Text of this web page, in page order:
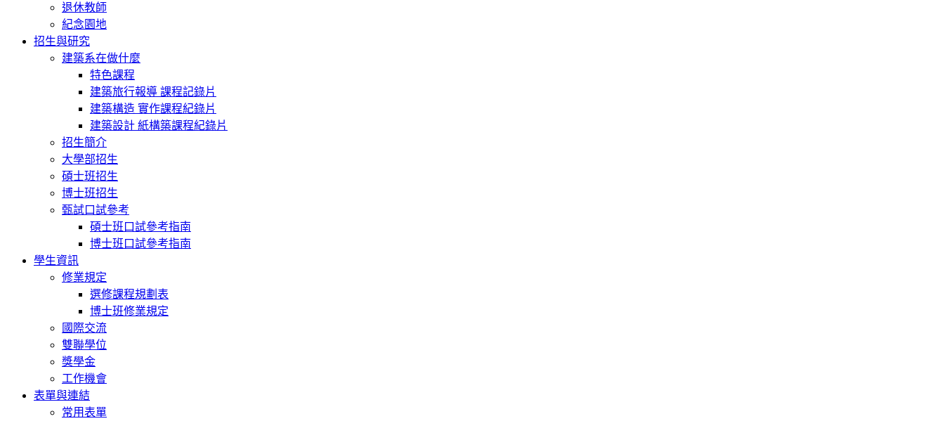
退休教師
紀念園地
招生與研究
建築系在做什麼
特色課程
建築旅行報導 課程記錄片
建築構造 實作課程紀錄片
建築設計 紙構築課程紀錄片
招生簡介
大學部招生
碩士班招生
博士班招生
甄試口試參考
碩士班口試參考指南
博士班口試參考指南
學生資訊
修業規定
選修課程規劃表
博士班修業規定
國際交流
雙聯學位
獎學金
工作機會
表單與連結
常用表單